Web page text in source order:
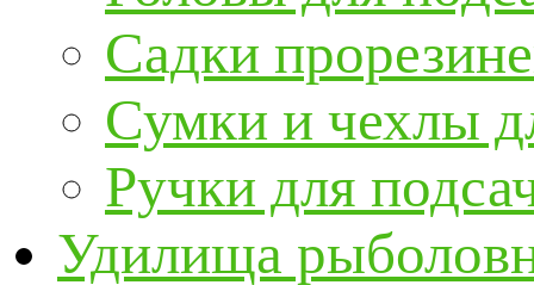
Садки
Сумки и чехлы
Ручки для
Удилища